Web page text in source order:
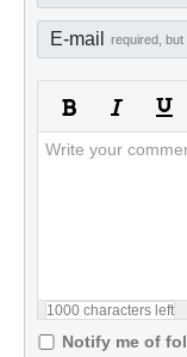
E-mail
1000 characters left
Notify me of